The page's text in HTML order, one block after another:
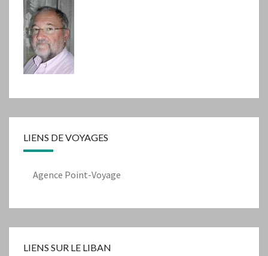
LIENS DE VOYAGES
Agence Point-Voyage
LIENS SUR LE LIBAN